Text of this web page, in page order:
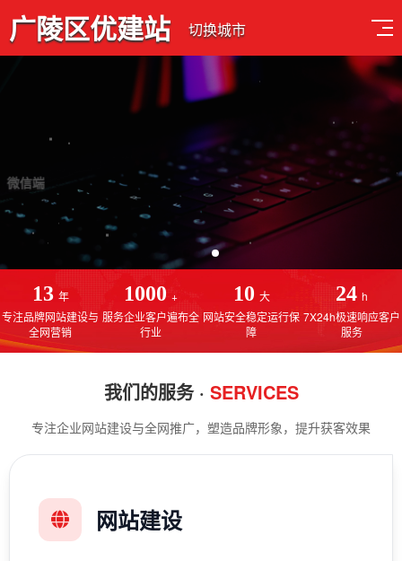
广陵区优建站 切换城市
品质设计 用心服务
免费售后服务，线上一对一指导操作，建站更简单
13 年
专注品牌网站建设与
全网营销
1000 +
服务企业客户遍布全
行业
10 大
网站安全稳定运行保
障
24 h
7X24h极速响应客户
服务
我们的服务 · SERVICES
专注企业网站建设与全网推广，塑造品牌形象，提升获客效果
网站建设